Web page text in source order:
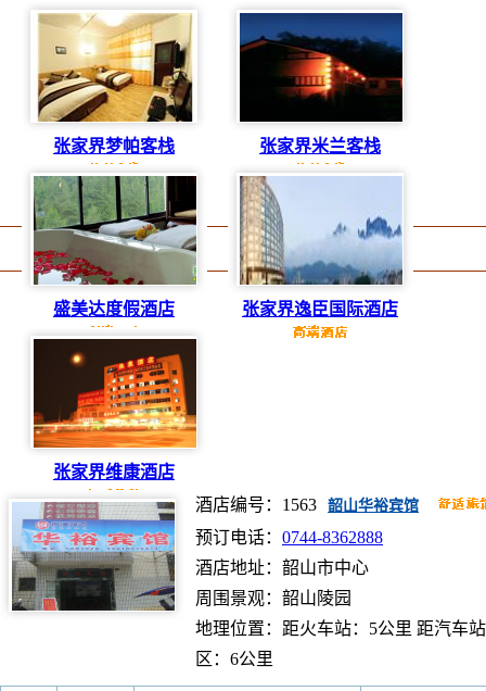
张家界梦帕客栈 张家界米兰客栈
盛美达度假酒店 张家界逸臣国际酒店
张家界维康酒店
酒店编号：1563
韶山华裕宾馆
预订电话： 0744-8362888
酒店地址：韶山市中心
周围景观：韶山陵园
地理位置：距火车站：5公里 距汽车
区：6公里